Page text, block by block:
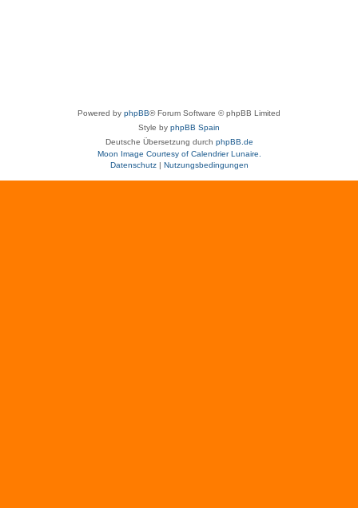
Powered by phpBB® Forum Software © phpBB Limited
Style by phpBB Spain
Deutsche Übersetzung durch phpBB.de
Moon Image Courtesy of Calendrier Lunaire.
Datenschutz| Nutzungsbedingungen